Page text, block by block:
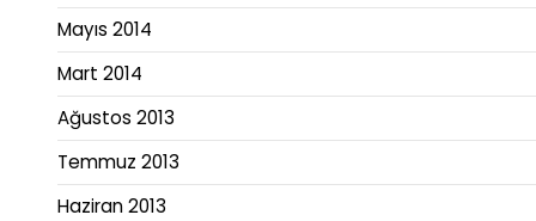
Mayıs 2014
Mart 2014
Ağustos 2013
Temmuz 2013
Haziran 2013